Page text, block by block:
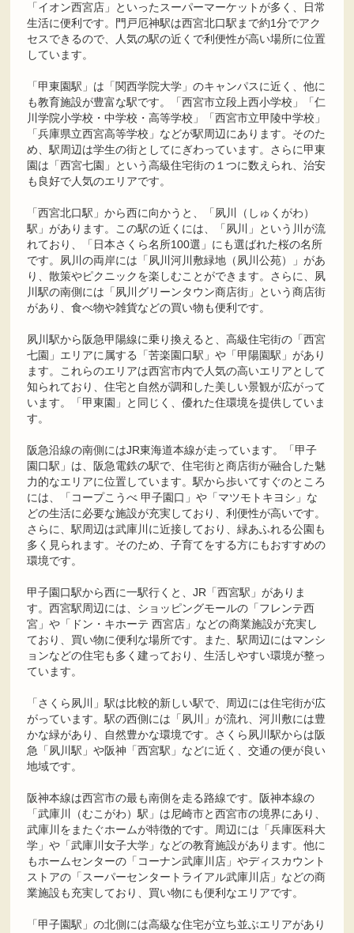
「イオン西宮店」といったスーパーマーケットが多く、日常
生活に便利です。門戸厄神駅は西宮北口駅まで約1分でアク
セスできるので、人気の駅の近くで利便性が高い場所に位置
しています。
「甲東園駅」は「関西学院大学」のキャンパスに近く、他に
も教育施設が豊富な駅です。「西宮市立段上西小学校」「仁
川学院小学校・中学校・高等学校」「西宮市立甲陵中学校」
「兵庫県立西宮高等学校」などが駅周辺にあります。そのた
め、駅周辺は学生の街としてにぎわっています。さらに甲東
園は「西宮七園」という高級住宅街の１つに数えられ、治安
も良好で人気のエリアです。
「西宮北口駅」から西に向かうと、「夙川（しゅくがわ）
駅」があります。この駅の近くには、「夙川」という川が流
れており、「日本さくら名所100選」にも選ばれた桜の名所
です。夙川の両岸には「夙川河川敷緑地（夙川公苑）」があ
り、散策やピクニックを楽しむことができます。さらに、夙
川駅の南側には「夙川グリーンタウン商店街」という商店街
があり、食べ物や雑貨などの買い物も便利です。
夙川駅から阪急甲陽線に乗り換えると、高級住宅街の「西宮
七園」エリアに属する「苦楽園口駅」や「甲陽園駅」があり
ます。これらのエリアは西宮市内で人気の高いエリアとして
知られており、住宅と自然が調和した美しい景観が広がって
います。「甲東園」と同じく、優れた住環境を提供していま
す。
阪急沿線の南側にはJR東海道本線が走っています。「甲子
園口駅」は、阪急電鉄の駅で、住宅街と商店街が融合した魅
力的なエリアに位置しています。駅から歩いてすぐのところ
には、「コープこうべ 甲子園口」や「マツモトキヨシ」な
どの生活に必要な施設が充実しており、利便性が高いです。
さらに、駅周辺は武庫川に近接しており、緑あふれる公園も
多く見られます。そのため、子育てをする方にもおすすめの
環境です。
甲子園口駅から西に一駅行くと、JR「西宮駅」がありま
す。西宮駅周辺には、ショッピングモールの「フレンテ西
宮」や「ドン・キホーテ 西宮店」などの商業施設が充実し
ており、買い物に便利な場所です。また、駅周辺にはマンシ
ョンなどの住宅も多く建っており、生活しやすい環境が整っ
ています。
「さくら夙川」駅は比較的新しい駅で、周辺には住宅街が広
がっています。駅の西側には「夙川」が流れ、河川敷には豊
かな緑があり、自然豊かな環境です。さくら夙川駅からは阪
急「夙川駅」や阪神「西宮駅」などに近く、交通の便が良い
地域です。
阪神本線は西宮市の最も南側を走る路線です。阪神本線の
「武庫川（むこがわ）駅」は尼崎市と西宮市の境界にあり、
武庫川をまたぐホームが特徴的です。周辺には「兵庫医科大
学」や「武庫川女子大学」などの教育施設があります。他に
もホームセンターの「コーナン武庫川店」やディスカウント
ストアの「スーパーセンタートライアル武庫川店」などの商
業施設も充実しており、買い物にも便利なエリアです。
「甲子園駅」の北側には高級な住宅が立ち並ぶエリアがあり